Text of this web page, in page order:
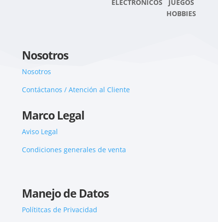
ELECTRONICOS JUEGOS
HOBBIES
Nosotros
Nosotros
Contáctanos / Atención al Cliente
Marco Legal
Aviso Legal
Condiciones generales de venta
Manejo de Datos
Polítitcas de Privacidad